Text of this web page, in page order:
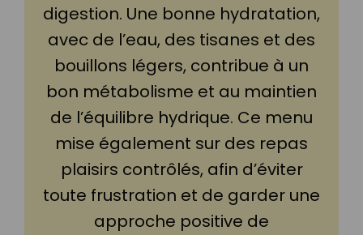
digestion. Une bonne hydratation,
avec de l’eau, des tisanes et des
bouillons légers, contribue à un
bon métabolisme et au maintien
de l’équilibre hydrique. Ce menu
mise également sur des repas
plaisirs contrôlés, afin d’éviter
toute frustration et de garder une
approche positive de